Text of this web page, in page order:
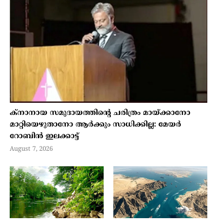
ക്നാനായ സമുദായത്തിന്റെ ചരിത്രം മായ്ക്കാനോ
മാറ്റിയെഴുതാനോ ആർക്കും സാധിക്കില്ല: മേയർ
റോബിൻ ഇലക്കാട്ട്
August 7, 2026